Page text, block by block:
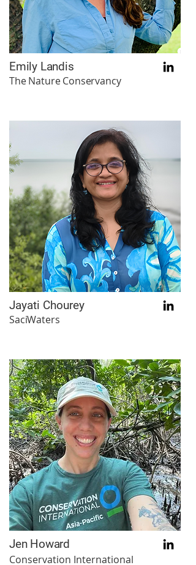
Emily Landis
The Nature Conservancy
Jayati Chourey
SaciWaters
Jen Howard
Conservation International